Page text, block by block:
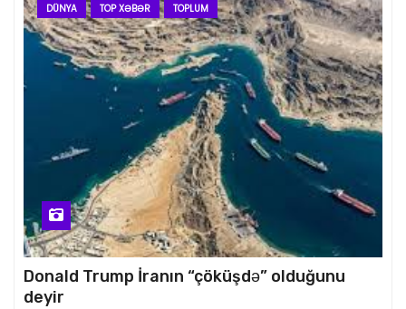
DÜNYA TOP XƏBƏR TOPLUM
Donald Trump İranın “çöküşdə” olduğunu
deyir